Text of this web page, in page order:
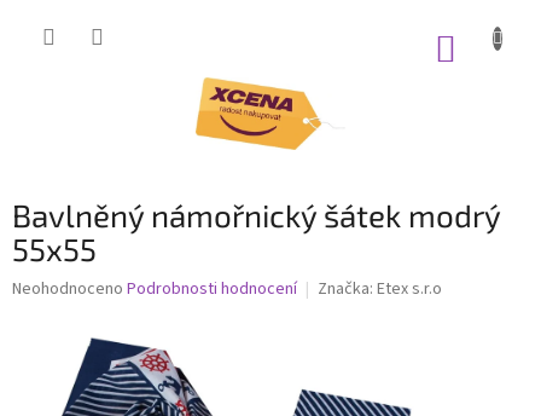
Bavlněný námořnický šátek modrý
55x55
Průměrné
Neohodnoceno Podrobnosti hodnocení Značka: Etex s.r.o